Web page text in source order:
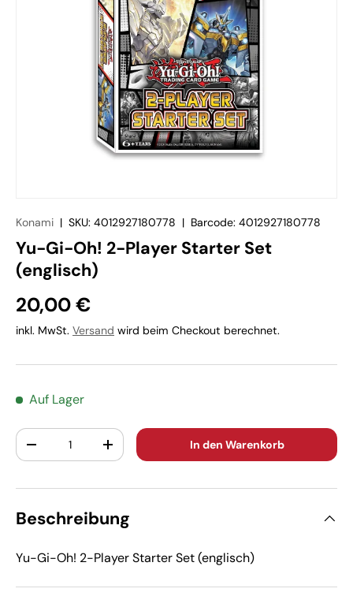
Konami | SKU: 4012927180778 | Barcode: 4012927180778
Yu-Gi-Oh! 2-Player Starter Set
(englisch)
20,00 €
inkl. MwSt. Versand wird beim Checkout berechnet.
Auf Lager
Anzahl
-
+ In den Warenkorb
Beschreibung
Yu-Gi-Oh! 2-Player Starter Set (englisch)